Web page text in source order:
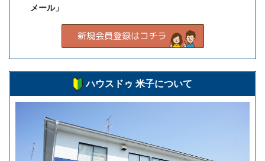
メール」
ハウスドゥ 米子について